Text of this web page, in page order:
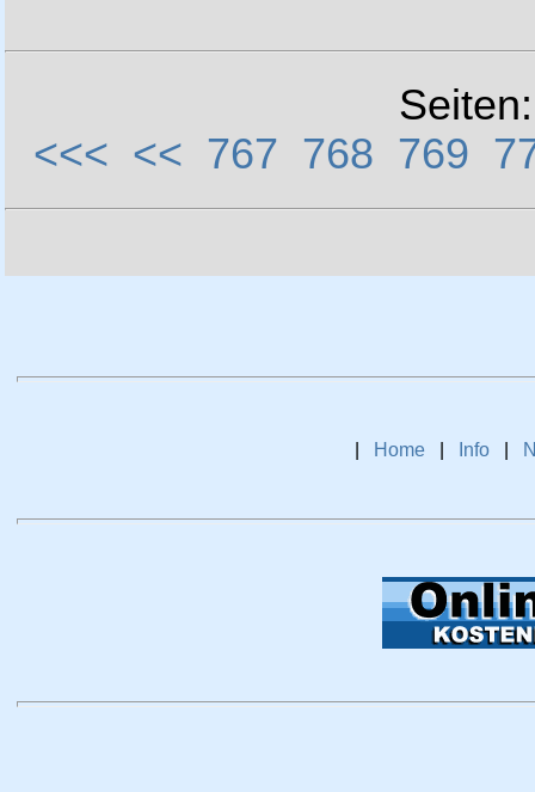
<<< << 767 768 769
Home Info